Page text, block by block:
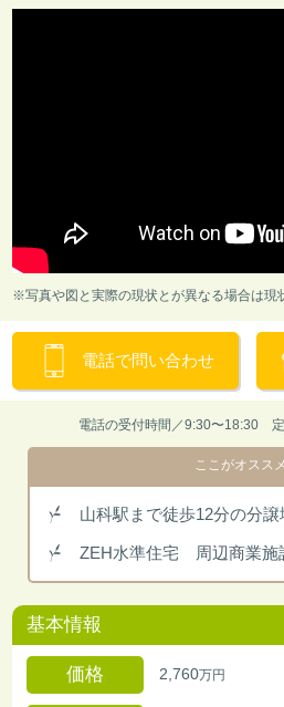
※写真や図と実際の現状とが異なる場合は現
電話で問い合わせ
電話の受付時間／9:30〜18:30
ここがオスス
山科駅まで徒歩12分の分譲
ZEH水準住宅 周辺商業施
基本情報
価格 2,760万円